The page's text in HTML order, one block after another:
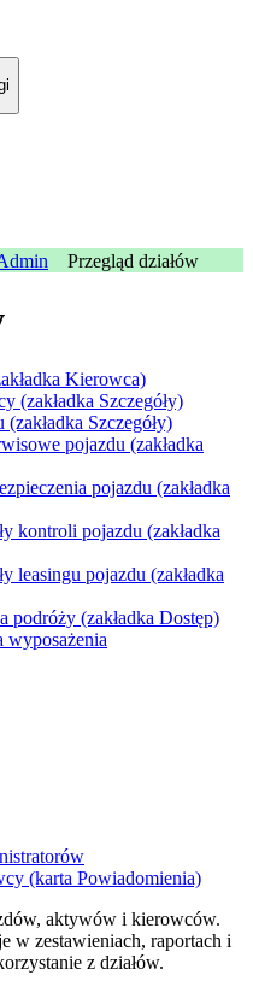
Przegląd działów
Kierowca)
(zakładka Szczegóły)
Szczegóły)
pojazdu (zakładka
pojazdu (zakładka
kontroli pojazdu (zakładka
leasingu pojazdu (zakładka
(zakładka Dostęp)
(karta Powiadomienia)
aktywów i kierowców.
w zestawieniach, raportach i
z działów.